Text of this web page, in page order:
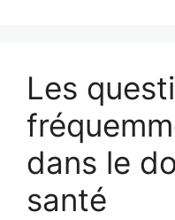
Les
dans le
santé